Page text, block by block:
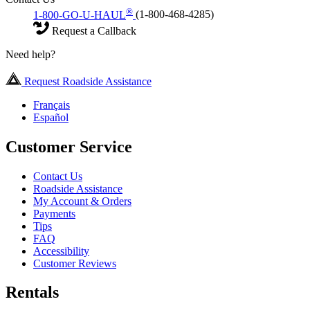
1-800-GO-U-HAUL® (1-800-468-4285)
Request a Callback
Need help?
Request Roadside Assistance
Français
Español
Customer Service
Contact Us
Roadside Assistance
My Account & Orders
Payments
Tips
FAQ
Accessibility
Customer Reviews
Rentals